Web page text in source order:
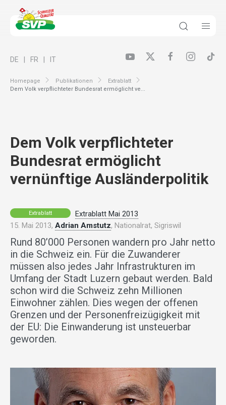
Homepage Publikationen
Extrablatt
Dem Volk verpflichteter Bundesrat ermöglicht ve...
DE FR IT
Dem Volk verpflichteter
Bundesrat ermöglicht
vernünftige Ausländerpolitik
Extrablatt
Extrablatt Mai 2013
15. Mai 2013, Adrian Amstutz, Nationalrat, Sigriswil
Rund 80’000 Personen wandern pro Jahr netto
in die Schweiz ein. Für die Zuwanderer
müssen also jedes Jahr Infrastrukturen im
Umfang der Stadt Luzern gebaut werden. Bald
schon wird die Schweiz zehn Millionen
Einwohner zählen. Dies wegen der offenen
Grenzen und der Personenfreizügigkeit mit
der EU: Die Einwanderung ist unsteuerbar
geworden.